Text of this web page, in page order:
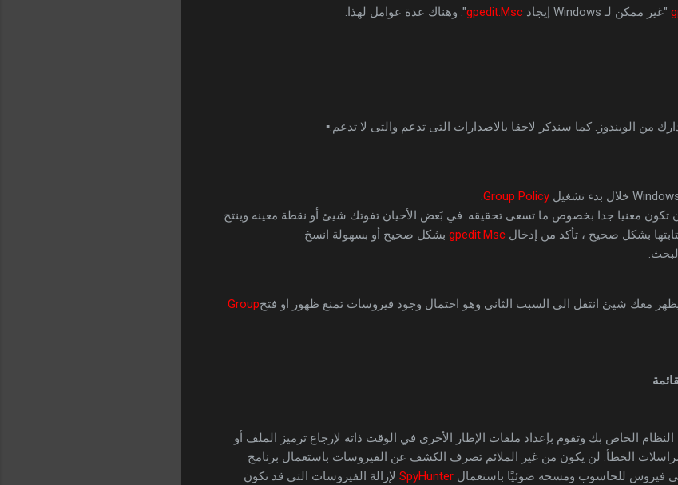
"غير ممكن لـ Windows إيجاد gpedit.Msc". وهناك عدة عوامل لهذا.
من الويندوز. كما سنذكر لاحقا بالاصدارات التى تدعم والتى لا تدعم.▪
Group Policy
.
تكون معنيا جدا بخصوص ما تسعى تحقيقه. في بَعض الأحيان تفوتك شيئ أو نقطة معينه وينتج
بشكل صحيح ، تأكد من إدخال gpedit.Msc بشكل صحيح أو بسهولة انسخ
معك شيئ انتقل الى السبب الثانى وهو احتمال وجود فيروسات تمنع ظهور او فتحGroup
الخاص بك وتقوم بإعداد ملفات الإطار الأخرى في الوقت ذاته لإرجاع ترميز الملف أو
مراسلات الخطأ. لن يكون من غير الملائم تصرف الكشف عن الفيروسات باستعمال برنامج
فيروس للحاسوب ومسحه ضوئيًا باستعمال SpyHunter لإزالة الفيروسات التي قد تكون